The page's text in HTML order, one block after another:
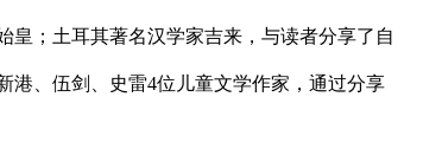
皇；土耳其著名汉学家吉来，与读者分享了自
港、伍剑、史雷4位儿童文学作家，通过分享